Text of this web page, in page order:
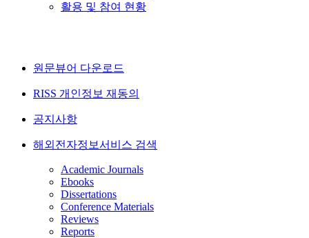
활용 및 참여 현황
원문뷰어 다운로드
RISS 개인정보 재동의
공지사항
해외전자정보서비스 검색
Academic Journals
Ebooks
Dissertations
Conference Materials
Reviews
Reports